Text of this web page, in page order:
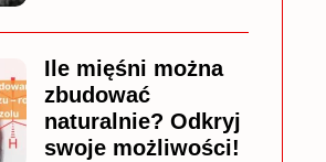
Ile mięśni można
zbudować
naturalnie? Odkryj
swoje możliwości!